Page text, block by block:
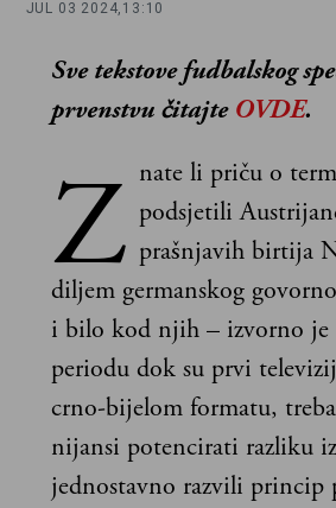
JUL 03 2024, 13:10
Sve tekstove fudbalskog
prvenstvu čitajte OVDE.
Z nate li priču o
podsjetili
prašnjavih birtija
diljem germanskog
i bilo kod njih – izvorno je
periodu dok su prvi
crno-bijelom formatu,
nijansi potencirati razliku
jednostavno razvili princip